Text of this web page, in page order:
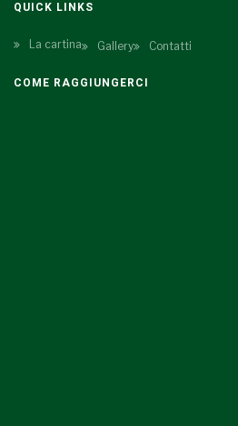
QUICK LINKS
La cartina Gallery Contatti
COME RAGGIUNGERCI